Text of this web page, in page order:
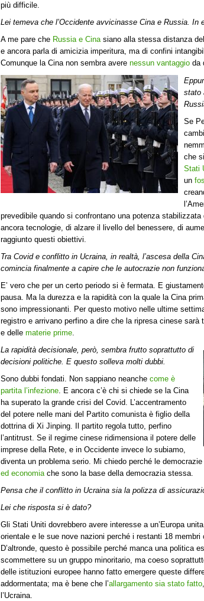
più difficile.
Lei temeva che l’Occidente avvicinasse Cina e Russia. In
A me pare che Russia e Cinasiano alla stessa distanza
e ancora parla di amicizia imperitura, ma di confini
Comunque la Cina non sembra avere nessun vantaggio da
stato
Se
che
Stati
un
prevedibile quando si confrontano una potenza
ancora tecnologie, di alzare il livello del benessere, di
raggiunto questi obiettivi.
Tra Covid e conflitto in Ucraina, in realtà, l’ascesa della
comincia finalmente a capire che le autocrazie non
E’ vero che per un certo periodo si è fermata. E
pausa. Ma la durezza e la rapidità con la quale la Cina
sono impressionanti. Per questo motivo nelle ultime
registro e arrivano perfino a dire che la ripresa cinese sarà
e delle materie prime
La rapidità decisionale, però, sembra frutto soprattutto di
decisioni politiche. E questo solleva molti dubbi.
Sono dubbi fondati. Non sappiano neanche come è
partita l’infezione. E ancora c’è chi si chiede se la Cina
ha superato la grande crisi del Covid. L’accentramento
del potere nelle mani del Partito comunista è figlio della
dottrina di Xi Jinping. Il partito regola tutto, perfino
l’antitrust. Se il regime cinese ridimensiona il potere delle
imprese della Rete, e in Occidente invece lo subiamo,
diventa un problema serio. Mi chiedo perché le
ed economiache sono la base della democrazia stessa.
Pensa che il conflitto in Ucraina sia la polizza di
Lei che risposta si è dato?
Gli Stati Uniti dovrebbero avere interesse a un’Europa
orientale e le sue nove nazioni perché i restanti 18
D’altronde, questo è possibile perché manca una politica
scommettere su un gruppo minoritario, ma coeso
delle istituzioni europee hanno fatto emergere queste
addormentata; ma è bene che l’allargamento sia stato fatto
l’Ucraina.